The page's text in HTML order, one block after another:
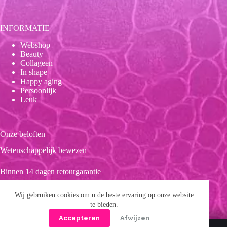
Wij gebruiken cookies om u de beste ervaring op onze website
te bieden.
Accepteren
Afwijzen
INFORMATIE
Webshop
Beauty
Collageen
In shape
Happy aging
Persoonlijk
Leuk
Onze beloften
Wetenschappelijk bewezen
Binnen 14 dagen retourgarantie
Duurzaam
Copyright © 2026 Forever 39 Privacybeleid